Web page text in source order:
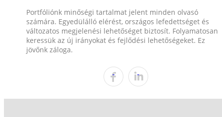
Portfóliónk minőségi tartalmat jelent minden olvasó
számára. Egyedülálló elérést, országos lefedettséget és
változatos megjelenési lehetőséget biztosít. Folyamatosan
keressük az új irányokat és fejlődési lehetőségeket. Ez
jövőnk záloga.